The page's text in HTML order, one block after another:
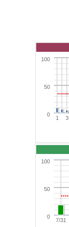
1 3
0
50
100
7/31
0
50
100